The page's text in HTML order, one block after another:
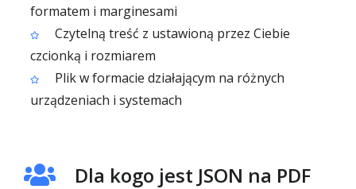
formatem i marginesami
Czytelną treść z ustawioną przez Ciebie
czcionką i rozmiarem
Plik w formacie działającym na różnych
urządzeniach i systemach
Dla kogo jest JSON na PDF